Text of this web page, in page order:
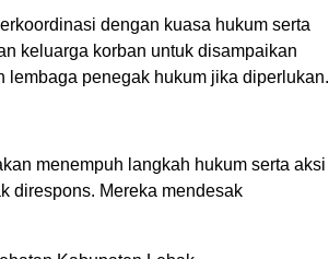
dengan kuasa hukum serta
keluarga korban untuk disampaikan
lembaga penegak hukum jika diperlukan.
menempuh langkah hukum serta aksi
direspons. Mereka mendesak